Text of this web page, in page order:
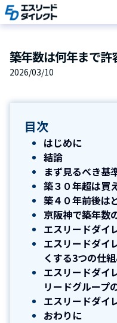
Skip
to
築年数は何年まで許
2026/03/10
目次
はじめに
結論
まず見るべき基
築３０年超は買
築４０年前後は
京阪神で築年数
エスリードダイ
エスリードダイ
くする3つの仕
エスリードダイ
リードグループ
エスリードダイ
おわりに